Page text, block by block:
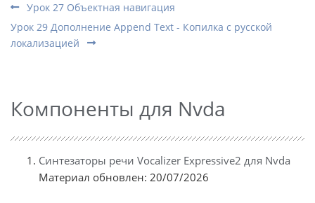
Урок 27 Объектная навигация
Урок 29 Дополнение Append Text - Копилка с русской
локализацией
Компоненты для Nvda
Синтезаторы речи Vocalizer Expressive2 для Nvda
Материал обновлен: 20/07/2026